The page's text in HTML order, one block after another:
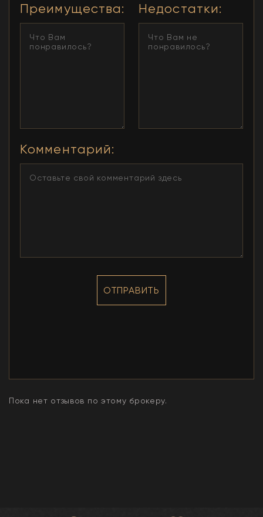
Преимущества: Недостатки:
Комментарий:
ОТПРАВИТЬ
Пока нет отзывов по этому брокеру.